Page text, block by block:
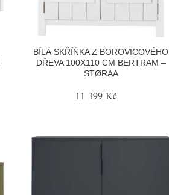
BÍLÁ SKŘÍŇKA Z BOROVICOVÉHO
DŘEVA 100X110 CM BERTRAM –
STØRAA
11 399 Kč